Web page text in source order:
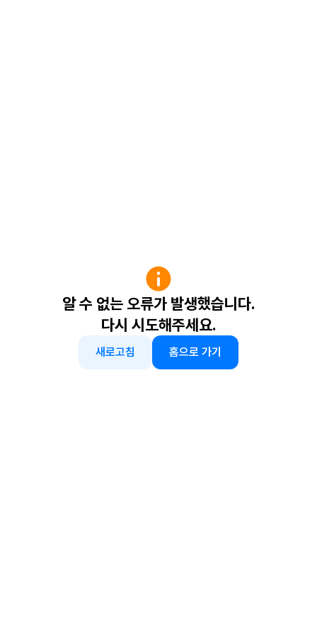
알 수 없는 오류가 발생했습니다.
다시 시도해주세요.
새로고침 홈으로 가기